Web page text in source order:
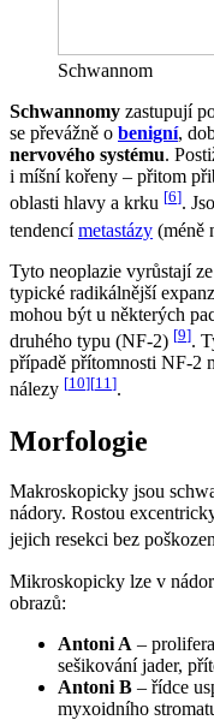
Schwannom
Schwannomy zastupují
se převážně o benigní,
nervového systému.
i míšní kořeny – přitom
oblasti hlavy a krku [6].
tendencímetastázy (méně
Tyto neoplazie vyrůstají ze
typické radikálnější
mohou být u některých
druhého typu (NF-2) [9].
případě přítomnosti NF-2
nálezy [10][11].
Morfologie
Makroskopicky jsou
nádory. Rostou
jejich resekci bez
Mikroskopicky lze v
obrazů:
Antoni A –
sešikování jader,
Antoni B – řídce
myxoidního